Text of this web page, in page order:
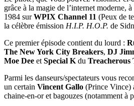
grâce à la magie de l’internet moderne,
1984 surWPIX Channel 11 (Peux de
la célèbre émission H.I.P. H.O.P. de
Ce premier épisode contient du lourd :
The New York City Breakers, DJ
Moe Dee et Special K du Treacherous
Parmi les danseurs/spectateurs vous
un certain Vincent Gallo (Prince Vince)
chaine-en-or et bagouzes (notamment à